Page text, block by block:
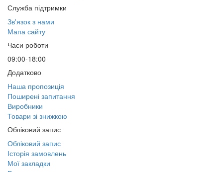
Служба підтримки
Зв'язок з нами
Мапа сайту
Часи роботи
09:00-18:00
Додатково
Наша пропозиція
Поширені запитання
Виробники
Товари зі знижкою
Обліковий запис
Обліковий запис
Історія замовлень
Мої закладки